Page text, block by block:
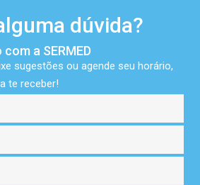
dúvida?
com a SERMED
sugestões ou agende seu horário,
te receber!